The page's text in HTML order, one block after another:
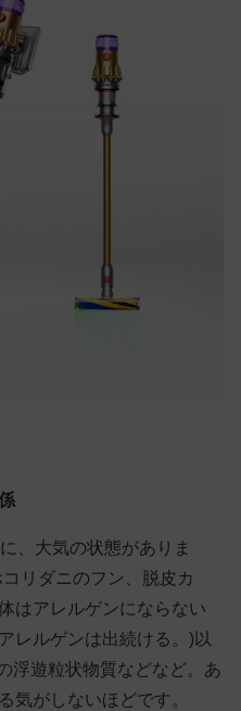
、大気の状態がありま
リダニのフン、脱皮カ
はアレルゲンにならない
レルゲンは出続ける。)以
浮遊粒状物質などなど。あ
気がしないほどです。